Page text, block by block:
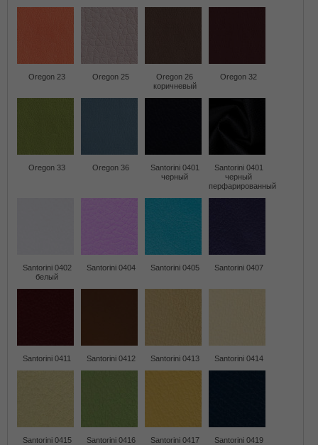
Oregon 23 Oregon 25
Oregon 26
коричневый
Oregon 32
Oregon 33 Oregon 36
Santorini 0401
черный
Santorini 0401
черный
перфарированный
Santorini 0402
белый
Santorini 0404 Santorini 0405 Santorini 0407
Santorini 0411 Santorini 0412 Santorini 0413 Santorini 0414
Santorini 0415 Santorini 0416 Santorini 0417 Santorini 0419